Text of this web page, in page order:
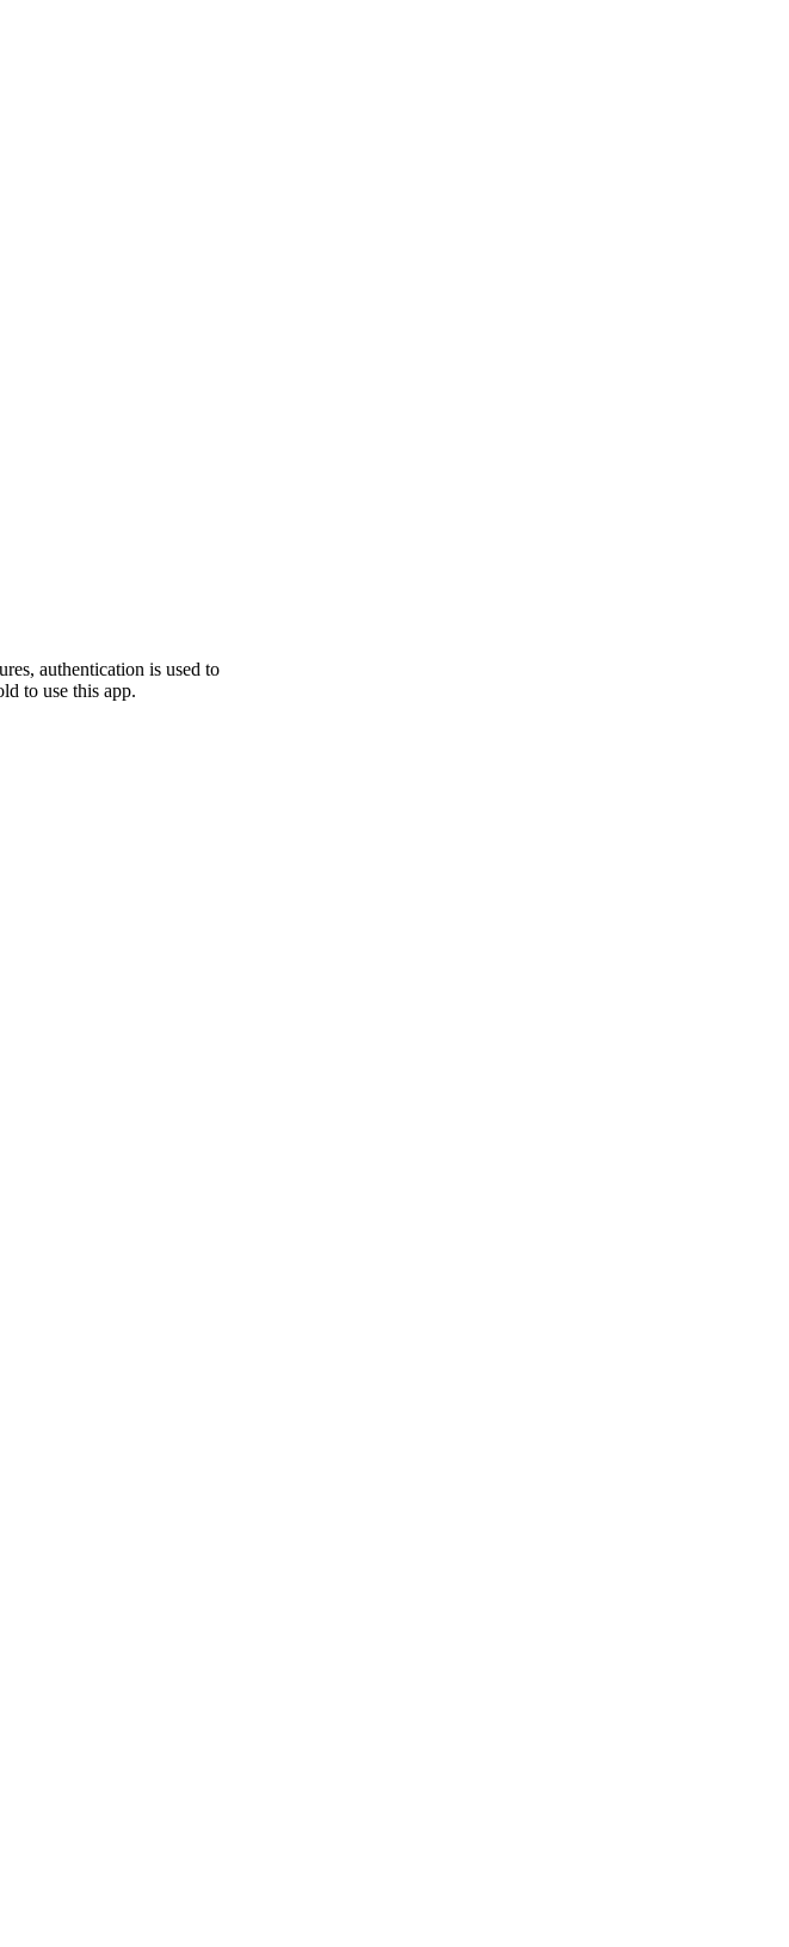
authentication is used to
to use this app.